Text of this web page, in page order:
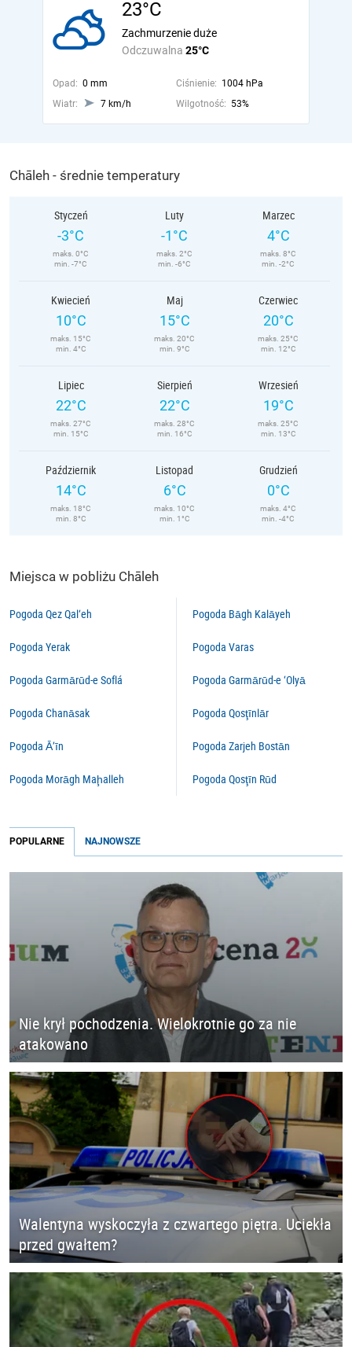
23°C
Odczuwalna 25°C
Zachmurzenie duże
Opad: 0 mm Ciśnienie: 1004 hPa
Wiatr:
7 km/h Wilgotność: 53%
Chāleh - średnie temperatury
Styczeń
-3°C
maks. 0°C
min. -7°C
Luty
-1°C
maks. 2°C
min. -6°C
Marzec
4°C
maks. 8°C
min. -2°C
Kwiecień
10°C
maks. 15°C
min. 4°C
Maj
15°C
maks. 20°C
min. 9°C
Czerwiec
20°C
maks. 25°C
min. 12°C
Lipiec
22°C
maks. 27°C
min. 15°C
Sierpień
22°C
maks. 28°C
min. 16°C
Wrzesień
19°C
maks. 25°C
min. 13°C
Październik
14°C
maks. 18°C
min. 8°C
Listopad
6°C
maks. 10°C
min. 1°C
Grudzień
0°C
maks. 4°C
min. -4°C
Miejsca w pobliżu Chāleh
Pogoda Qez Qal‘eh
Pogoda Yerak
Pogoda Garmārūd-e Soflá
Pogoda Chanāsak
Pogoda Ā’īn
Pogoda Morāgh Maḩalleh
Pogoda Bāgh Kalāyeh
Pogoda Varas
Pogoda Garmārūd-e ‘Olyā
Pogoda Qosţīnlār
Pogoda Zarjeh Bostān
Pogoda Qosţīn Rūd
POPULARNE NAJNOWSZE
Nie krył pochodzenia. Wielokrotnie go za nie
atakowano
Walentyna wyskoczyła z czwartego piętra. Uciekła
przed gwałtem?